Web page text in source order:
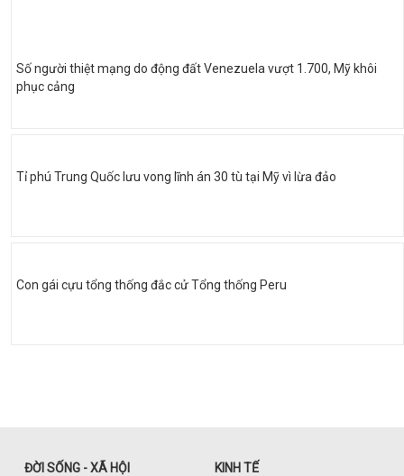
Số người thiệt mạng do động đất Venezuela vượt 1.700, Mỹ khôi
phục cảng
Tỉ phú Trung Quốc lưu vong lĩnh án 30 tù tại Mỹ vì lừa đảo
Con gái cựu tổng thống đắc cử Tổng thống Peru
ĐỜI SỐNG - XÃ HỘI KINH TẾ